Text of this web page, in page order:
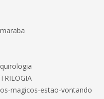
magicos-estao-vontando